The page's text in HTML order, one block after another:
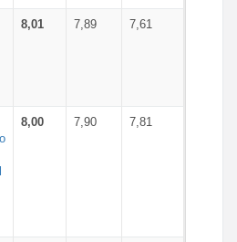
8,01 7,89 7,61
8,00 7,90 7,81